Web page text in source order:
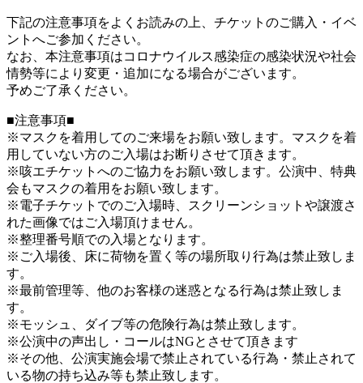
下記の注意事項をよくお読みの上、チケットのご購入・イベ
ントへご参加ください。
なお、本注意事項はコロナウイルス感染症の感染状況や社会
情勢等により変更・追加になる場合がございます。
予めご了承ください。
■注意事項■
※マスクを着用してのご来場をお願い致します。マスクを着
用していない方のご入場はお断りさせて頂きます。
※咳エチケットへのご協力をお願い致します。公演中、特典
会もマスクの着用をお願い致します。
※電子チケットでのご入場時、スクリーンショットや譲渡さ
れた画像ではご入場頂けません。
※整理番号順での入場となります。
※ご入場後、床に荷物を置く等の場所取り行為は禁止致しま
す。
※最前管理等、他のお客様の迷惑となる行為は禁止致しま
す。
※モッシュ、ダイブ等の危険行為は禁止致します。
※公演中の声出し・コールはNGとさせて頂きます
※その他、公演実施会場で禁止されている行為・禁止されて
いる物の持ち込み等も禁止致します。